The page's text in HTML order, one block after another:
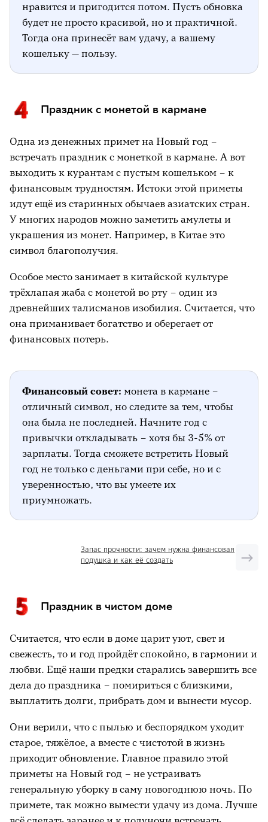
нравится и пригодится потом. Пусть обновка
будет не просто красивой, но и практичной.
Тогда она принесёт вам удачу, а вашему
кошельку — пользу.
Праздник с монетой в кармане
Одна из денежных примет на Новый год –
встречать праздник с монеткой в кармане. А вот
выходить к курантам с пустым кошельком – к
финансовым трудностям. Истоки этой приметы
идут ещё из старинных обычаев азиатских стран.
У многих народов можно заметить амулеты и
украшения из монет. Например, в Китае это
символ благополучия.
Особое место занимает в китайской культуре
трёхлапая жаба с монетой во рту – один из
древнейших талисманов изобилия. Считается, что
она приманивает богатство и оберегает от
финансовых потерь.
Финансовый совет: монета в кармане –
отличный символ, но следите за тем, чтобы
она была не последней. Начните год с
привычки откладывать – хотя бы 3-5% от
зарплаты. Тогда сможете встретить Новый
год не только с деньгами при себе, но и с
уверенностью, что вы умеете их
приумножать.
Запас прочности: зачем нужна финансовая
подушка и как её создать
Праздник в чистом доме
Считается, что если в доме царит уют, свет и
свежесть, то и год пройдёт спокойно, в гармонии и
любви. Ещё наши предки старались завершить все
дела до праздника – помириться с близкими,
выплатить долги, прибрать дом и вынести мусор.
Они верили, что с пылью и беспорядком уходит
старое, тяжёлое, а вместе с чистотой в жизнь
приходит обновление. Главное правило этой
приметы на Новый год – не устраивать
генеральную уборку в саму новогоднюю ночь. По
примете, так можно вымести удачу из дома. Лучше